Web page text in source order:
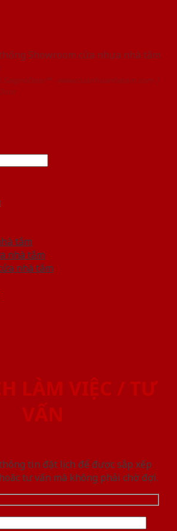
Showroom cửa nhựa nhà tắm
SaigonDoor™ - www.cuanhuanhatam.com |
tắm
nhà tắm
nhà tắm
LÀM VIỆC / TƯ
VẤN
tin đặt lịch để được sắp xếp
tư vấn mà không phải chờ đợi.